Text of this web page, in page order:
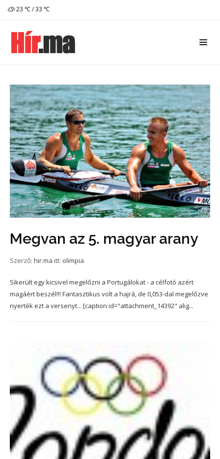
23 ℃ / 33 ℃
Megvan az 5. magyar arany
Szerző: hir.ma itt: olimpia
Sikerült egy kicsivel megelőzni a Portugálokat - a célfotó azért
magáért beszél!!! Fantasztikus volt a hajrá, de 0,053-dal megelőzve
nyerték ezt a versenyt... [caption id="attachment_14392" alig...